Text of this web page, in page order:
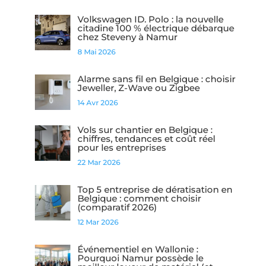
Volkswagen ID. Polo : la nouvelle
citadine 100 % électrique débarque
chez Steveny à Namur
8 Mai 2026
Alarme sans fil en Belgique : choisir
Jeweller, Z-Wave ou Zigbee
14 Avr 2026
Vols sur chantier en Belgique :
chiffres, tendances et coût réel
pour les entreprises
22 Mar 2026
Top 5 entreprise de dératisation en
Belgique : comment choisir
(comparatif 2026)
12 Mar 2026
Événementiel en Wallonie :
Pourquoi Namur possède le